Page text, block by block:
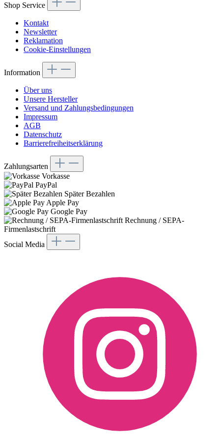
Shop Service
Kontakt
Newsletter
Reklamation
Cookie-Einstellungen
Information
Über uns
Unsere Hersteller
Versand und Zahlungsbedingungen
Impressum
AGB
Datenschutz
Barrierefreiheitserklärung
Zahlungsarten
Vorkasse
PayPal
Später Bezahlen
Apple Pay
Google Pay
Rechnung / SEPA-
Firmenlastschrift
Social Media